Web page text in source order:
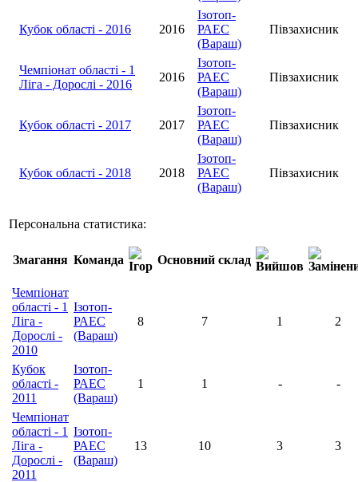
Кубок області - 2016 2016
Ізотоп-
РАЕС
(Вараш)
Півзахисник
Чемпіонат області - 1
Ліга - Дорослі - 2016
2016
Ізотоп-
РАЕС
(Вараш)
Півзахисник
Кубок області - 2017 2017
Ізотоп-
РАЕС
(Вараш)
Півзахисник
Кубок області - 2018 2018
Ізотоп-
РАЕС
(Вараш)
Півзахисник
Персональна статистика:
Змагання Команда Основний склад
Чемпіонат
області - 1
Ліга -
Дорослі -
2010
Ізотоп-
РАЕС
(Вараш)
8 7 1 2
Кубок
області -
2011
Ізотоп-
РАЕС
(Вараш)
1 1 - -
Чемпіонат
області - 1
Ліга -
Дорослі -
2011
Ізотоп-
РАЕС
(Вараш)
13 10 3 3